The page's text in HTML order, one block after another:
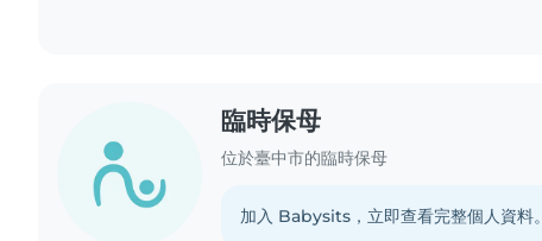
臨時保母
位於臺中市的臨時保母
加入 Babysits，立即查看完整個人資料。